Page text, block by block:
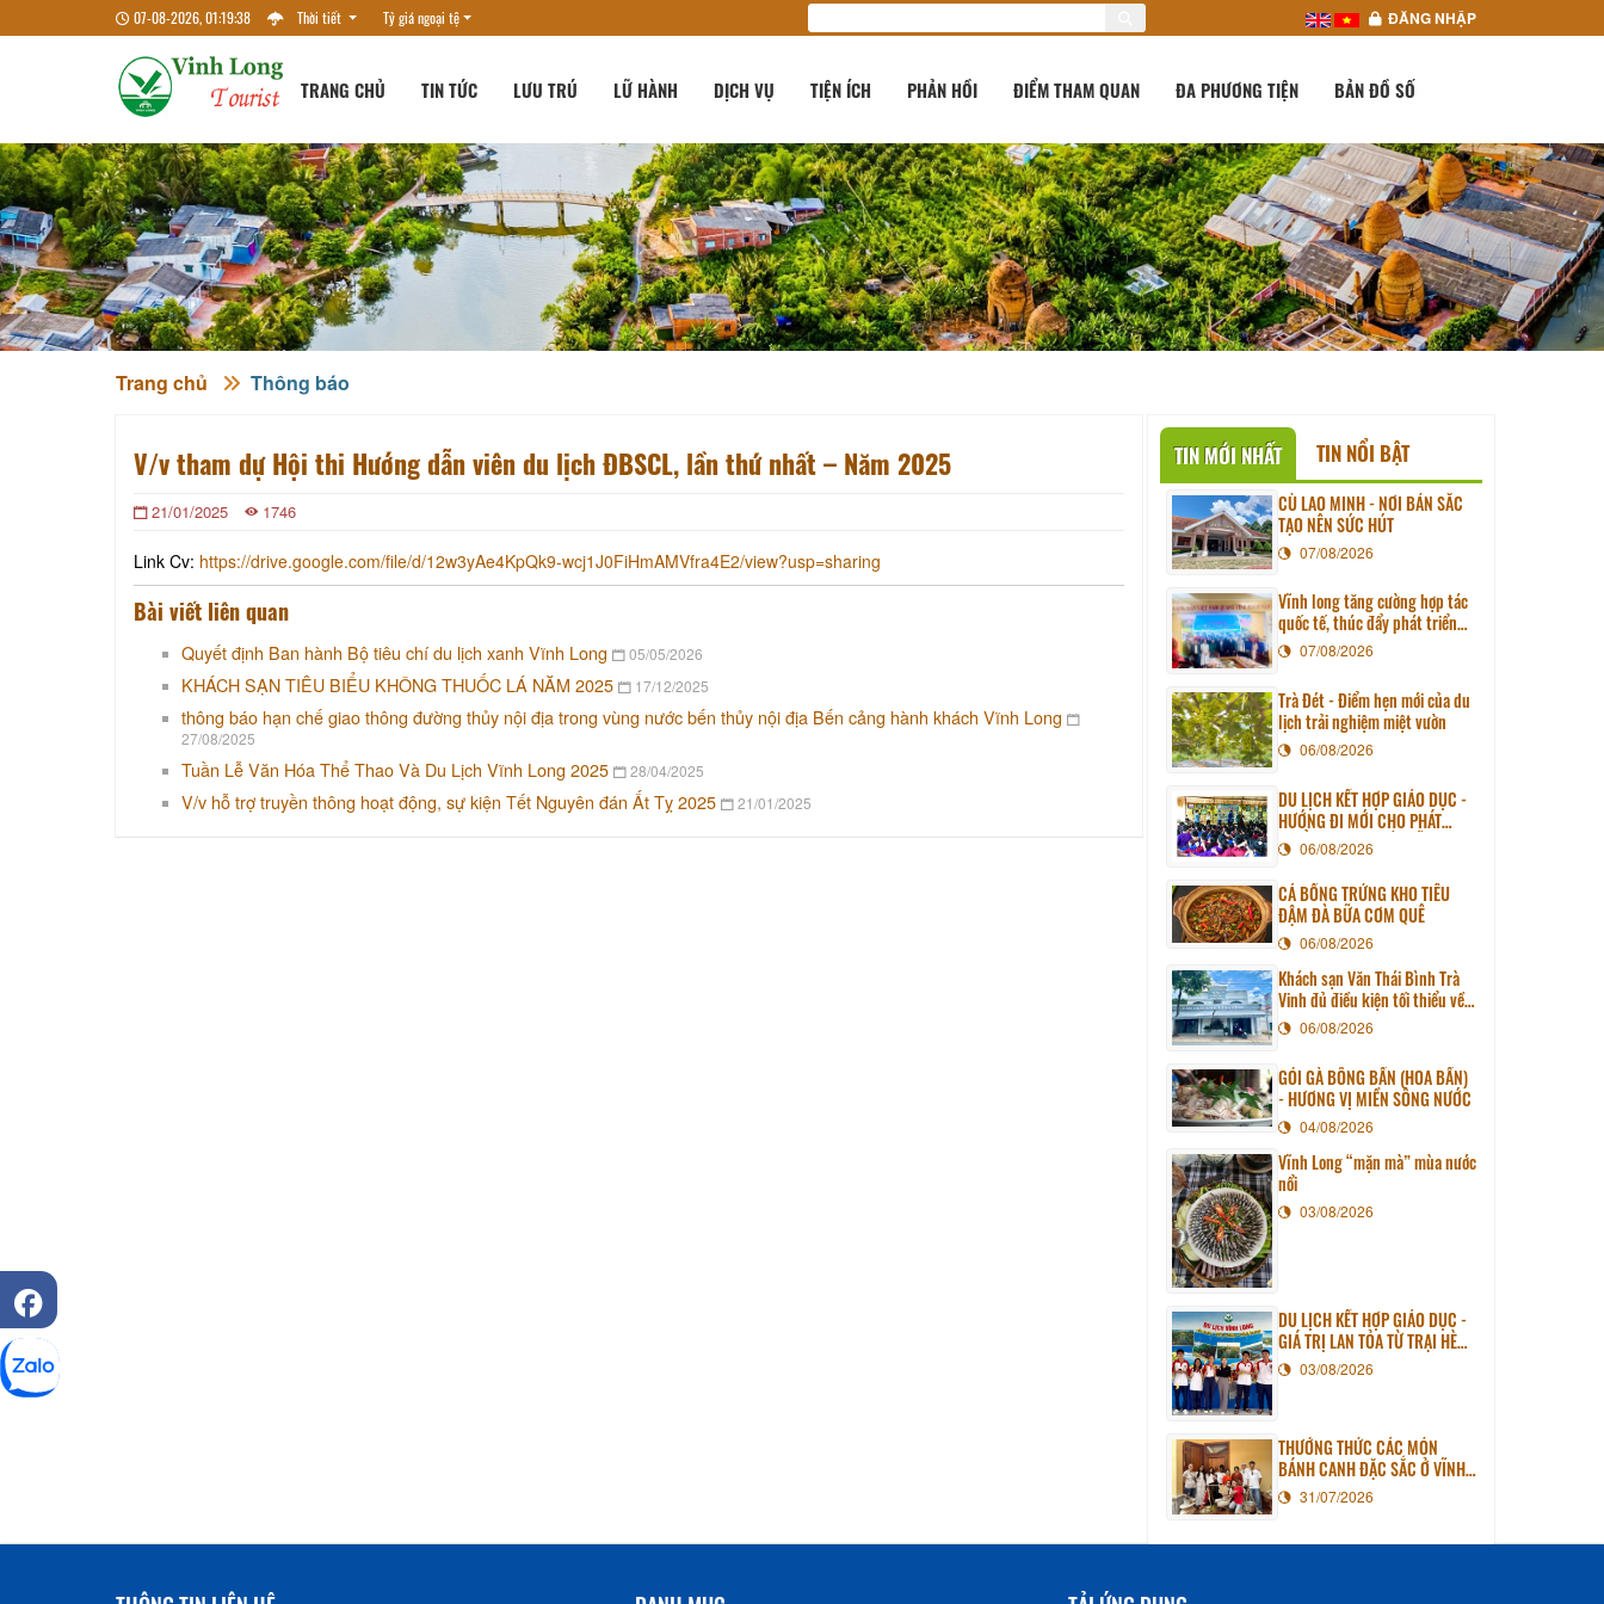
07-08-2026, 01:19:38 Thời tiết Tỷ giá ngoại tệ ĐĂNG NHẬP
TRANG CHỦ TIN TỨC LƯU TRÚ LỮ HÀNH DỊCH VỤ TIỆN ÍCH PHẢN HỒI ĐIỂM THAM QUAN ĐA PHƯƠNG TIỆN BẢN ĐỒ SỐ
Trang chủ Thông báo
V/v tham dự Hội thi Hướng dẫn viên du lịch ĐBSCL, lần thứ nhất – Năm 2025
21/01/2025 1746
Link Cv: https://drive.google.com/file/d/12w3yAe4KpQk9-wcj1J0FiHmAMVfra4E2/view?usp=sharing
Bài viết liên quan
Quyết định Ban hành Bộ tiêu chí du lịch xanh Vĩnh Long 05/05/2026
KHÁCH SẠN TIÊU BIỂU KHÔNG THUỐC LÁ NĂM 2025 17/12/2025
thông báo hạn chế giao thông đường thủy nội địa trong vùng nước bến thủy nội địa Bến cảng hành khách Vĩnh Long
27/08/2025
Tuần Lễ Văn Hóa Thể Thao Và Du Lịch Vĩnh Long 2025 28/04/2025
V/v hỗ trợ truyền thông hoạt động, sự kiện Tết Nguyên đán Ất Tỵ 2025 21/01/2025
TIN MỚI NHẤT TIN NỔI BẬT
CÙ LAO MINH - NƠI BẢN SẮC
TẠO NÊN SỨC HÚT
07/08/2026
Vĩnh long tăng cường hợp tác
quốc tế, thúc đẩy phát triển
du lịch qua chương trình làm
việc với đoàn công tác huyện
Sunchang (Hàn quốc)
07/08/2026
Trà Đét - Điểm hẹn mới của du
lịch trải nghiệm miệt vườn
06/08/2026
DU LỊCH KẾT HỢP GIÁO DỤC -
HƯỚNG ĐI MỚI CHO PHÁT
TRIỂN DU LỊCH BỀN VỮNG
06/08/2026
CÁ BỐNG TRỨNG KHO TIÊU
ĐẬM ĐÀ BỮA CƠM QUÊ
06/08/2026
Khách sạn Văn Thái Bình Trà
Vinh đủ điều kiện tối thiểu về
cơ sở vật chất kỹ thuật và dịch
vụ của cơ sở lưu trú du lịch
06/08/2026
GỎI GÀ BÔNG BẦN (HOA BẦN)
- HƯƠNG VỊ MIỀN SÔNG NƯỚC
04/08/2026
Vĩnh Long “mặn mà” mùa nước
nổi
03/08/2026
DU LỊCH KẾT HỢP GIÁO DỤC -
GIÁ TRỊ LAN TỎA TỪ TRẠI HÈ
PHƯƠNG NAM NĂM 2026
03/08/2026
THƯỞNG THỨC CÁC MÓN
BÁNH CANH ĐẶC SẮC Ở VĨNH
LONG31/07/2026